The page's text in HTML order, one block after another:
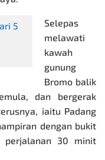
Selepas
melawati
kawah
gunung
Bromo balik
dan bergerak
iaitu Padang
dengan bukit
perjalanan 30 minit